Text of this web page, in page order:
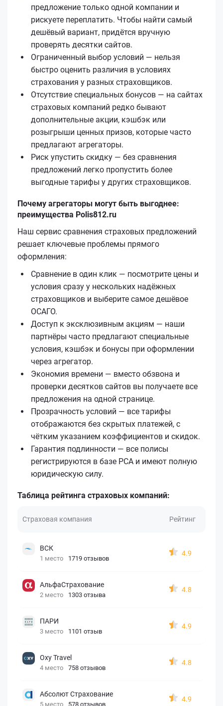
предложение только одной компании и
рискуете переплатить. Чтобы найти самый
дешёвый вариант, придётся вручную
проверять десятки сайтов.
Ограниченный выбор условий — нельзя
быстро оценить различия в условиях
страхования у разных страховщиков.
Отсутствие специальных бонусов — на сайтах
страховых компаний редко бывают
дополнительные акции, кэшбэк или
розыгрыши ценных призов, которые часто
предлагают агрегаторы.
Риск упустить скидку — без сравнения
предложений легко пропустить более
выгодные тарифы у других страховщиков.
Почему агрегаторы могут быть выгоднее:
преимущества Polis812.ru
Наш сервис сравнения страховых предложений
решает ключевые проблемы прямого
оформления:
Сравнение в один клик — посмотрите цены и
условия сразу у нескольких надёжных
страховщиков и выберите самое дешёвое
ОСАГО.
Доступ к эксклюзивным акциям — наши
партнёры часто предлагают специальные
условия, кэшбэк и бонусы при оформлении
через агрегатор.
Экономия времени — вместо обзвона и
проверки десятков сайтов вы получаете все
предложения на одной странице.
Прозрачность условий — все тарифы
отображаются без скрытых платежей, с
чётким указанием коэффициентов и скидок.
Гарантия подлинности — все полисы
регистрируются в базе РСА и имеют полную
юридическую силу.
Таблица рейтинга страховых компаний:
Страховая компания Рейтинг
ВСК
1 место 1719 отзывов
4.9
АльфаСтрахование
2 место 1303 отзыва
4.8
ПАРИ
3 место 1101 отзыв
4.9
Oxy Travel
4 место 758 отзывов
4.8
Абсолют Страхование
5 место 578 отзывов
4.9